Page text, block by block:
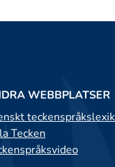
WEBBPLATSER
Tecken